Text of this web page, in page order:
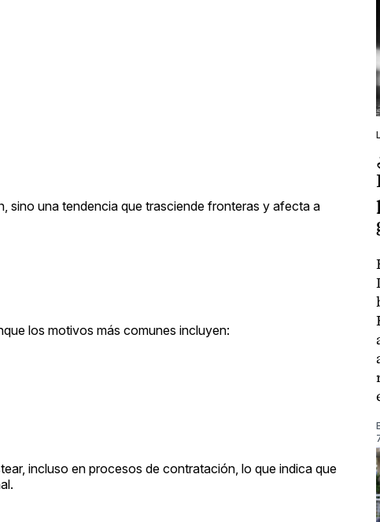
sino una tendencia que trasciende fronteras y afecta a
los motivos más comunes incluyen:
incluso en procesos de contratación, lo que indica que